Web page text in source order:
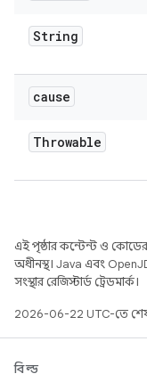
String
cause
Throwable
এই পৃষ্ঠার কন্টেন্ট ও
অধীনস্থ। Java এবং
সংস্থার রেজিস্টার্ড ট্রেডমার্ক।
2026-06-22 UTC-তে
বিল্ড